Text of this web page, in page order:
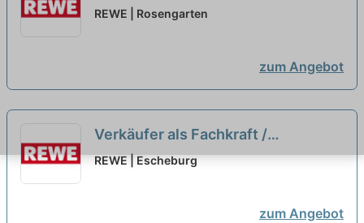
Quereinsteiger Frischetheke
REWE | Rosengarten
zum Angebot
Verkäufer als Fachkraft /
Quereinsteiger Frischetheke
REWE | Escheburg
zum Angebot